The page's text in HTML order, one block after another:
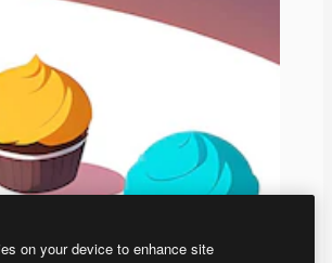
きます。
on your device to enhance site